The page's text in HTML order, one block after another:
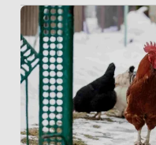
jajek?Przyczyn może
ptaków, ich gatunku i
po ilość godzin
jest wiele czynników
jakość znoszonych jaj.
występowania choroby
szczegółowiej
kury.